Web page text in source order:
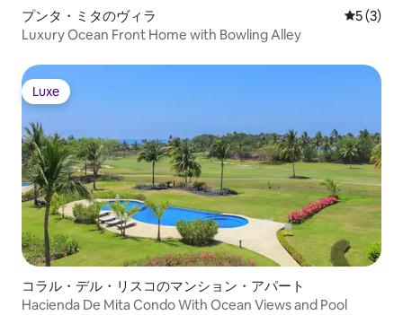
プンタ・ミタのヴィラ レビュー
5 (3)
Luxury Ocean Front Home with Bowling Alley
Luxe
Luxe
コラル・デル・リスコのマンション・アパート
Hacienda De Mita Condo With Ocean Views and Pool